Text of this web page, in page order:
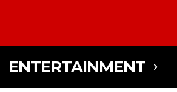
ENTERTAINMENT